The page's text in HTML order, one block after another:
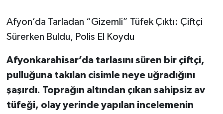
Afyon’da Tarladan “Gizemli” Tüfek Çıktı: Çiftçi
Sürerken Buldu, Polis El Koydu
Afyonkarahisar’da tarlasını süren bir çiftçi,
pulluğuna takılan cisimle neye uğradığını
şaşırdı. Toprağın altından çıkan sahipsiz av
tüfeği, olay yerinde yapılan incelemenin